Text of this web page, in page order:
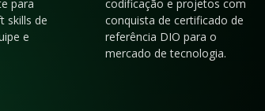
para
skills de
e
codificação e projetos com
conquista de certificado de
referência DIO para o
mercado de tecnologia.